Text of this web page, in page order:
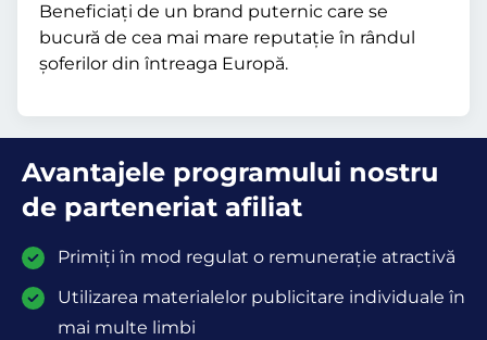
Beneficiați de un brand puternic care se
bucură de cea mai mare reputație în rândul
șoferilor din întreaga Europă.
Avantajele programului nostru
de parteneriat afiliat
Primiți în mod regulat o remunerație atractivă
Utilizarea materialelor publicitare individuale în
mai multe limbi